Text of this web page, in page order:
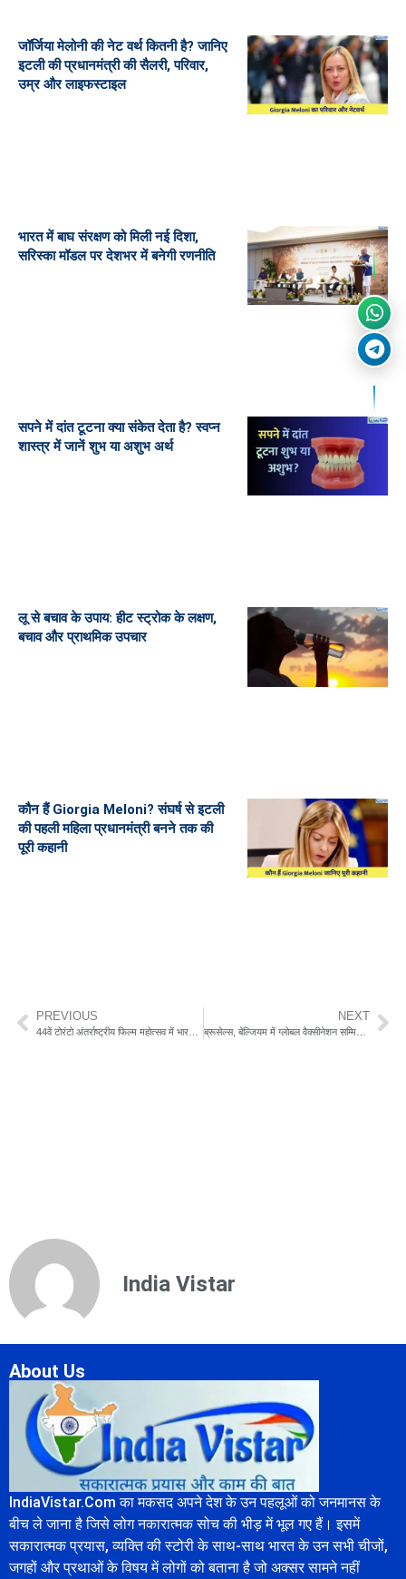
जॉर्जिया मेलोनी की नेट वर्थ कितनी है? जानिए
इटली की प्रधानमंत्री की सैलरी, परिवार,
उम्र और लाइफस्टाइल
भारत में बाघ संरक्षण को मिली नई दिशा,
सरिस्का मॉडल पर देशभर में बनेगी रणनीति
सपने में दांत टूटना क्या संकेत देता है? स्वप्न
शास्त्र में जानें शुभ या अशुभ अर्थ
लू से बचाव के उपाय: हीट स्ट्रोक के लक्षण,
बचाव और प्राथमिक उपचार
कौन हैं Giorgia Meloni? संघर्ष से इटली
की पहली महिला प्रधानमंत्री बनने तक की
पूरी कहानी
PREVIOUS NEXT
ब्रूसेल्स, बेल्जियम में ग्लोबल वैक्सीनेशन सम्मिट में देश का प्रतिनिधित्व करेंगे केंद्रीय स्वास्थ्य राज्य मंत्री चौबे
India Vistar
About Us
IndiaVistar.Com का मकसद अपने देश के उन पहलूओं को जनमानस के
बीच ले जाना है जिसे लोग नकारात्मक सोच की भीड़ में भूल गए हैं। इसमें
सकारात्मक प्रयास, व्यक्ति की स्टोरी के साथ-साथ भारत के उन सभी चीजों,
जगहों और प्रथाओं के विषय में लोगों को बताना है जो अक्सर सामने नहीं